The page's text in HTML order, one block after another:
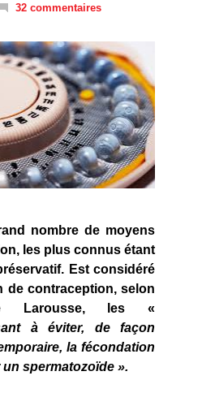
32 commentaires
nombre de moyens
les plus connus étant
Est considéré
de contraception, selon
Larousse, les «
à éviter, de façon
la fécondation
spermatozoïde ».